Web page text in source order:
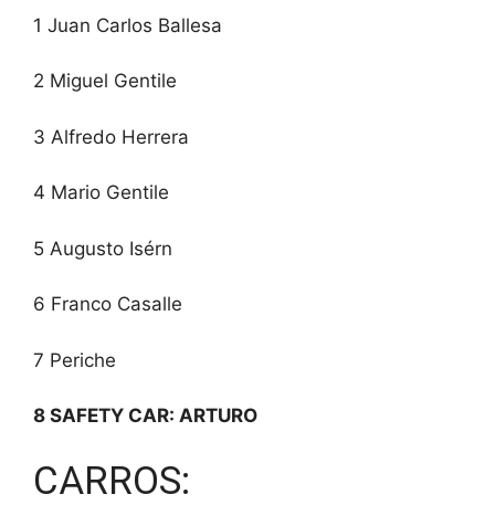
1 Juan Carlos Ballesa
2 Miguel Gentile
3 Alfredo Herrera
4 Mario Gentile
5 Augusto Isérn
6 Franco Casalle
7 Periche
8 SAFETY CAR: ARTURO
CARROS: